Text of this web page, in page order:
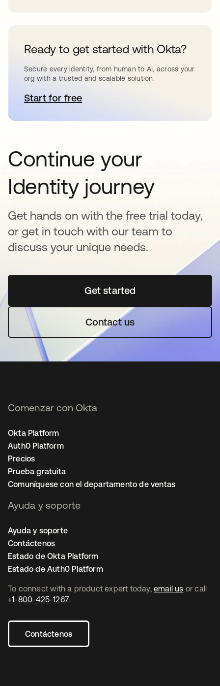
Ready to get started with Okta?
Secure every identity, from human to AI, across your
org with a trusted and scalable solution.
Start for freese abre en una pestaña nueva
Continue your
Identity journey
Get hands on with the free trial today,
or get in touch with our team to
discuss your unique needs.
Get startedse abre en una pestaña
Contact us
To connect with a product expert today, email us or call
+1-800-425-1267.
Contáctenos
Comenzar con Okta
Okta Platform
Auth0 Platform
Precios
Prueba gratuita
Comuníquese con el departamento de ventas
Ayuda y soporte
Ayuda y soporte
Contáctenos
Estado de Okta Platform
Estado de Auth0 Platform